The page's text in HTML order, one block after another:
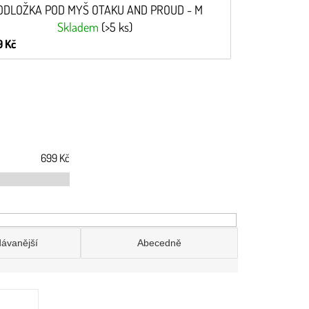
POD MYŠ OTAKU AND PROUD - M
Skladem (>5 ks)
Kč
699 Kč
Abecedně